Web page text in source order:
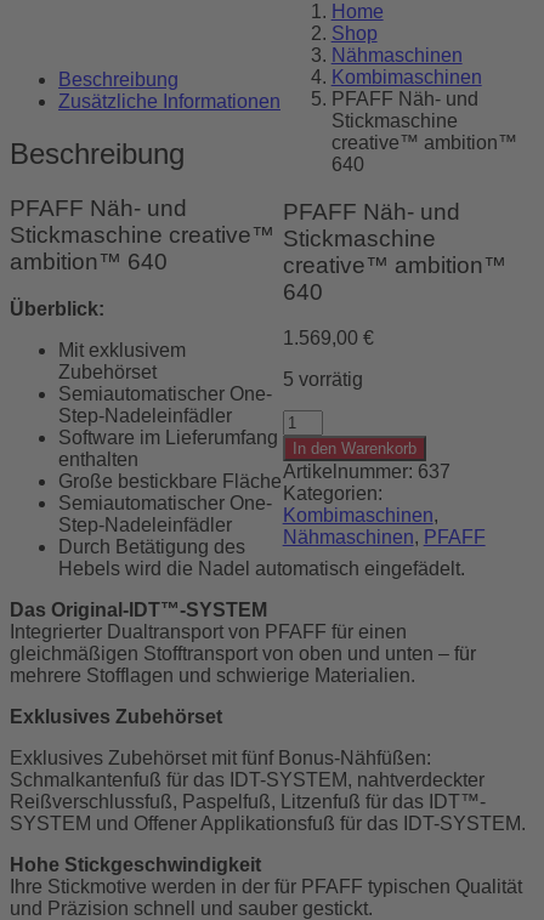
Home
Shop
Nähmaschinen
Kombimaschinen
PFAFF Näh- und
Stickmaschine
creative™ ambition™
640
PFAFF Näh- und
Stickmaschine
creative™ ambition™
640
1.569,00 €
5 vorrätig
PFAFF
Näh-
und
Stickmaschine
creative™
ambition™
640
Menge
In den Warenkorb
Artikelnummer: 637
Kategorien:
Kombimaschinen,
Nähmaschinen, PFAFF
Beschreibung
Zusätzliche Informationen
Beschreibung
PFAFF Näh- und
Stickmaschine creative™
ambition™ 640
Überblick:
Mit exklusivem
Zubehörset
Semiautomatischer One-
Step-Nadeleinfädler
Software im Lieferumfang
enthalten
Große bestickbare Fläche
Semiautomatischer One-
Step-Nadeleinfädler
Durch Betätigung des
Hebels wird die Nadel automatisch eingefädelt.
Das Original-IDT™-SYSTEM
Integrierter Dualtransport von PFAFF für einen
gleichmäßigen Stofftransport von oben und unten – für
mehrere Stofflagen und schwierige Materialien.
Exklusives Zubehörset
Exklusives Zubehörset mit fünf Bonus-Nähfüßen:
Schmalkantenfuß für das IDT-SYSTEM, nahtverdeckter
Reißverschlussfuß, Paspelfuß, Litzenfuß für das IDT™-
SYSTEM und Offener Applikationsfuß für das IDT-SYSTEM.
Hohe Stickgeschwindigkeit
Ihre Stickmotive werden in der für PFAFF typischen Qualität
und Präzision schnell und sauber gestickt.